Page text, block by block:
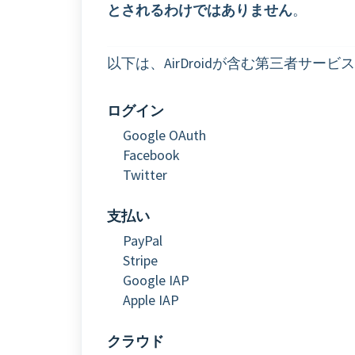
とされるわけではありません。
以下は、AirDroidが含む第三者サービス
ログイン
Google OAuth
Facebook
Twitter
支払い
PayPal
Stripe
Google IAP
Apple IAP
クラウド